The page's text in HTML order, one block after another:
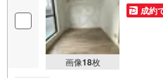
画像18枚
成約